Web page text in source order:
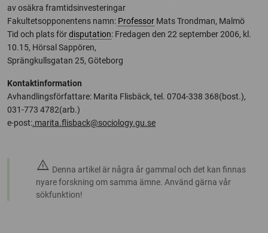
av osäkra framtidsinvesteringar
Fakultetsopponentens namn: Professor Mats Trondman, Malmö
Tid och plats fördisputation: Fredagen den 22 september 2006, kl.
10.15, Hörsal Sappören,
Sprängkullsgatan 25, Göteborg
Kontaktinformation
Avhandlingsförfattare: Marita Flisbäck, tel. 0704-338 368(bost.),
031-773 4782(arb.)
e-post:.marita.flisback@sociology.gu.se
warning Denna artikel är några år gammal och det kan finnas
nyare forskning om samma ämne. Använd gärna vår
sökfunktion!